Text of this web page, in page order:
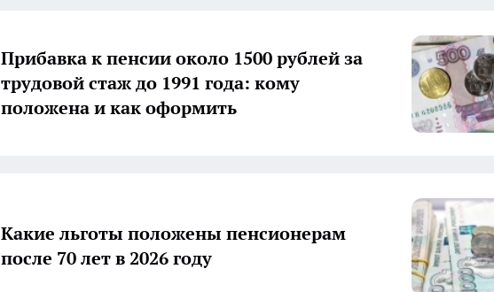
Прибавка к пенсии около 1500 рублей за
трудовой стаж до 1991 года: кому
положена и как оформить
Какие льготы положены пенсионерам
после 70 лет в 2026 году